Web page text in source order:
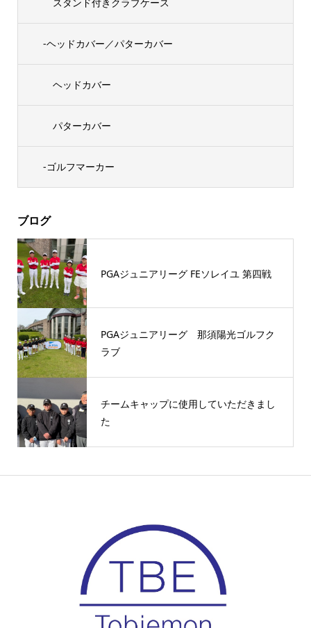
-ヘッドカバー／パターカバー
ヘッドカバー
パターカバー
-ゴルフマーカー
ブログ
PGAジュニアリーグ FEソレイユ 第四戦
PGAジュニアリーグ 那須陽光ゴルフク
ラブ
チームキャップに使用していただきまし
た